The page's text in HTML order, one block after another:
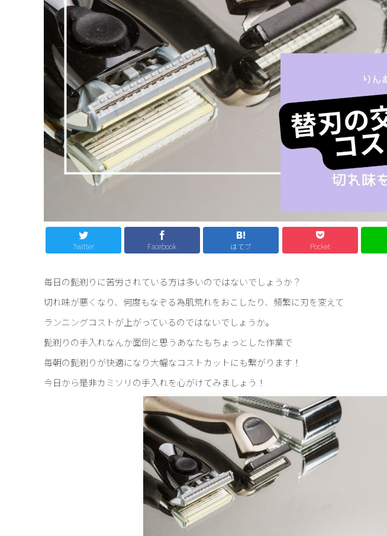
Twitter Facebook はてブ Pocket
毎日の髭剃りに苦労されている方は多いのではないでしょうか？
切れ味が悪くなり、何度もなぞる為肌荒れをおこしたり、頻繁に刃を変えて
ランニングコストが上がっているのではないでしょうか。
髭剃りの手入れなんか面倒と思うあなたもちょっとした作業で
毎朝の髭剃りが快適になり大幅なコストカットにも繋がります！
今日から是非カミソリの手入れを心がけてみましょう！